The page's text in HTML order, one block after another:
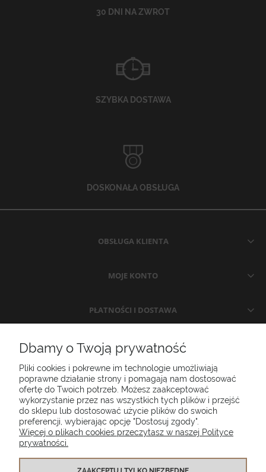
30 DNI NA ZWROT
SZYBKA DOSTAWA
DOSKONAŁA OBSŁUGA
OBSŁUGA KLIENTA
MOJE KONTO
PŁATNOŚCI I DOSTAWA
INFORMACJE
O NAS
Poduszki ogrodowe Setgarden.com | Lubelska 1A, 10-409 Olsztyn |
NIP: 7391986025
(+48) 885 281 885 biuro@setgarden.com
Dbamy o Twoją prywatność
Pliki cookies i pokrewne im technologie umożliwiają
poprawne działanie strony i pomagają nam dostosować
ofertę do Twoich potrzeb. Możesz zaakceptować
wykorzystanie przez nas wszystkich tych plików i przejść
do sklepu lub dostosować użycie plików do swoich
preferencji, wybierając opcję "Dostosuj zgody".
Więcej o plikach cookies przeczytasz w naszej Polityce
prywatności.